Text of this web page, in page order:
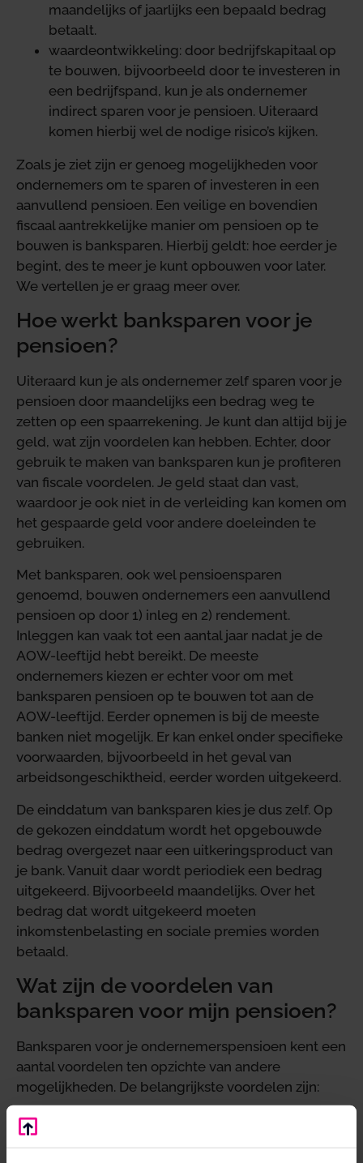
maandelijks of jaarlijks een bepaald bedrag
betaalt.
waardeontwikkeling: door bedrijfskapitaal op
te bouwen, bijvoorbeeld door te investeren in
een bedrijfspand, kun je als ondernemer
indirect sparen voor je pensioen. Uiteraard
komen hierbij wel de nodige risico’s kijken.
Zoals je ziet zijn er genoeg mogelijkheden voor
ondernemers om te sparen of investeren in een
aanvullend pensioen. Een veilige en bovendien
fiscaal aantrekkelijke manier om pensioen op te
bouwen is banksparen. Hierbij geldt: hoe eerder je
begint, des te meer je kunt opbouwen voor later.
We vertellen je er graag meer over.
Hoe werkt banksparen voor je
pensioen?
Uiteraard kun je als ondernemer zelf sparen voor je
pensioen door maandelijks een bedrag weg te
zetten op een spaarrekening. Je kunt dan altijd bij je
geld, wat zijn voordelen kan hebben. Echter, door
gebruik te maken van banksparen kun je profiteren
van fiscale voordelen. Je geld staat dan vast,
waardoor je ook niet in de verleiding kan komen om
het gespaarde geld voor andere doeleinden te
gebruiken.
Met banksparen, ook wel pensioensparen
genoemd, bouwen ondernemers een aanvullend
pensioen op door 1) inleg en 2) rendement.
Inleggen kan vaak tot een aantal jaar nadat je de
AOW-leeftijd hebt bereikt. De meeste
ondernemers kiezen er echter voor om met
banksparen pensioen op te bouwen tot aan de
AOW-leeftijd. Eerder opnemen is bij de meeste
banken niet mogelijk. Er kan enkel onder specifieke
voorwaarden, bijvoorbeeld in het geval van
arbeidsongeschiktheid, eerder worden uitgekeerd.
De einddatum van banksparen kies je dus zelf. Op
de gekozen einddatum wordt het opgebouwde
bedrag overgezet naar een uitkeringsproduct van
je bank. Vanuit daar wordt periodiek een bedrag
uitgekeerd. Bijvoorbeeld maandelijks. Over het
bedrag dat wordt uitgekeerd moeten
inkomstenbelasting en sociale premies worden
betaald.
Wat zijn de voordelen van
banksparen voor mijn pensioen?
Banksparen voor je ondernemerspensioen kent een
aantal voordelen ten opzichte van andere
mogelijkheden. De belangrijkste voordelen zijn: